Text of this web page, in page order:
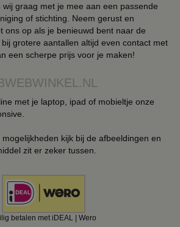
graag met je mee aan een passende
of stichting. Neem gerust en
ons op als je benieuwd bent naar de
grotere aantallen altijd even contact met
een scherpe prijs voor je maken!
met je laptop, ipad of mobieltje onze
kijk bij de afbeeldingen en
zit er zeker tussen.
betalen met iDEAL | Wero